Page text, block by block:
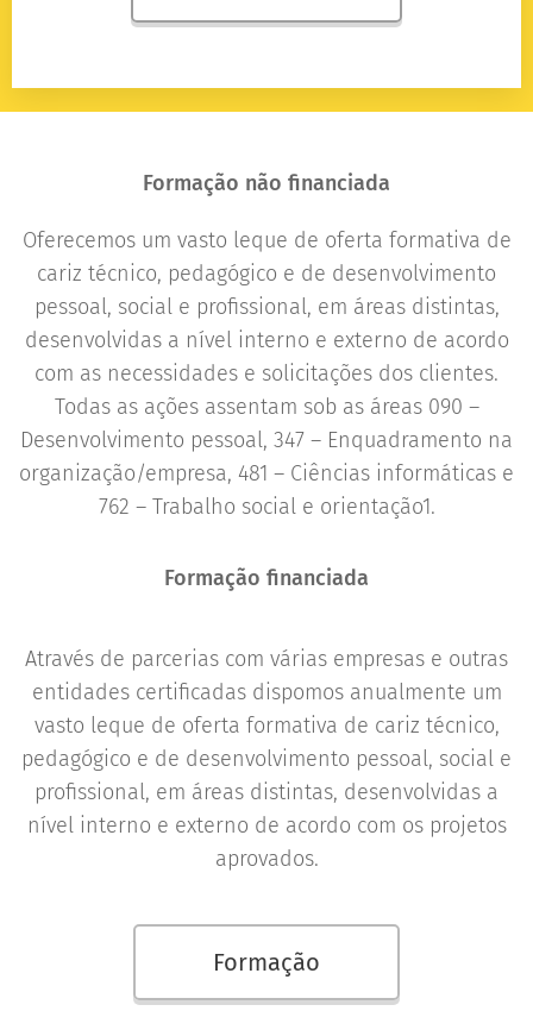
Formação não financiada
Oferecemos um vasto leque de oferta formativa de
cariz técnico, pedagógico e de desenvolvimento
pessoal, social e profissional, em áreas distintas,
desenvolvidas a nível interno e externo de acordo
com as necessidades e solicitações dos clientes.
Todas as ações assentam sob as áreas 090 –
Desenvolvimento pessoal, 347 – Enquadramento na
organização/empresa, 481 – Ciências informáticas e
762 – Trabalho social e orientação1.
Formação financiada
Através de parcerias com várias empresas e outras
entidades certificadas dispomos anualmente um
vasto leque de oferta formativa de cariz técnico,
pedagógico e de desenvolvimento pessoal, social e
profissional, em áreas distintas, desenvolvidas a
nível interno e externo de acordo com os projetos
aprovados.
Formação